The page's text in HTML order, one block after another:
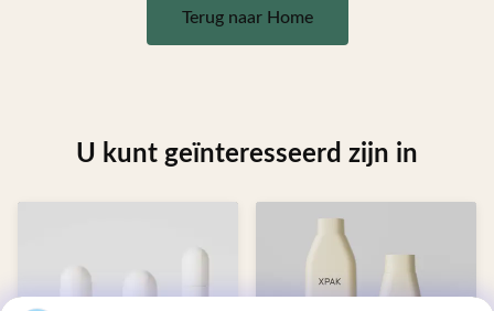
Terug naar Home
U kunt geïnteresseerd zijn in